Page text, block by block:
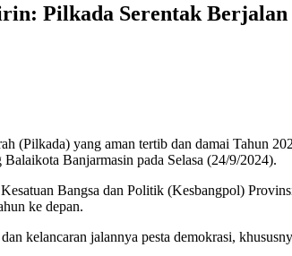
Pilkada Serentak
(Pilkada) yang aman tertib dan damai Tahun
Banjarmasin pada Selasa (24/9/2024).
Bangsa dan Politik (Kesbangpol)
ke depan.
kelancaran jalannya pesta demokrasi,